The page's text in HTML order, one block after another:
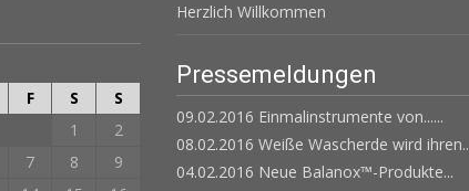
Herzlich Willkommen
F S
S
1
2
7 8
9
Pressemeldungen
09.02.2016 Einmalinstrumente von......
08.02.2016 Weiße Wascherde wird ihren..
04.02.2016 Neue Balanox™-Produkte...